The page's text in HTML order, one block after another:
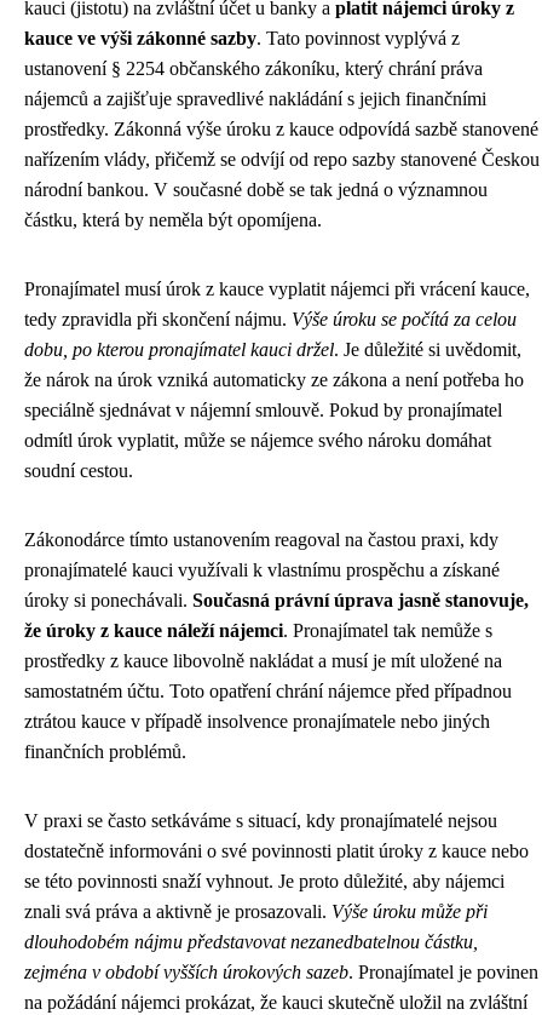
kauci (jistotu) na zvláštní účet u banky a platit nájemci úroky z
kauce ve výši zákonné sazby. Tato povinnost vyplývá z
ustanovení § 2254 občanského zákoníku, který chrání práva
nájemců a zajišťuje spravedlivé nakládání s jejich finančními
prostředky. Zákonná výše úroku z kauce odpovídá sazbě stanovené
nařízením vlády, přičemž se odvíjí od repo sazby stanovené Českou
národní bankou. V současné době se tak jedná o významnou
částku, která by neměla být opomíjena.
Pronajímatel musí úrok z kauce vyplatit nájemci při vrácení kauce,
tedy zpravidla při skončení nájmu. Výše úroku se počítá za celou
dobu, po kterou pronajímatel kauci držel. Je důležité si uvědomit,
že nárok na úrok vzniká automaticky ze zákona a není potřeba ho
speciálně sjednávat v nájemní smlouvě. Pokud by pronajímatel
odmítl úrok vyplatit, může se nájemce svého nároku domáhat
soudní cestou.
Zákonodárce tímto ustanovením reagoval na častou praxi, kdy
pronajímatelé kauci využívali k vlastnímu prospěchu a získané
úroky si ponechávali. Současná právní úprava jasně stanovuje,
že úroky z kauce náleží nájemci. Pronajímatel tak nemůže s
prostředky z kauce libovolně nakládat a musí je mít uložené na
samostatném účtu. Toto opatření chrání nájemce před případnou
ztrátou kauce v případě insolvence pronajímatele nebo jiných
finančních problémů.
V praxi se často setkáváme s situací, kdy pronajímatelé nejsou
dostatečně informováni o své povinnosti platit úroky z kauce nebo
se této povinnosti snaží vyhnout. Je proto důležité, aby nájemci
znali svá práva a aktivně je prosazovali. Výše úroku může při
dlouhodobém nájmu představovat nezanedbatelnou částku,
zejména v období vyšších úrokových sazeb. Pronajímatel je povinen
na požádání nájemci prokázat, že kauci skutečně uložil na zvláštní